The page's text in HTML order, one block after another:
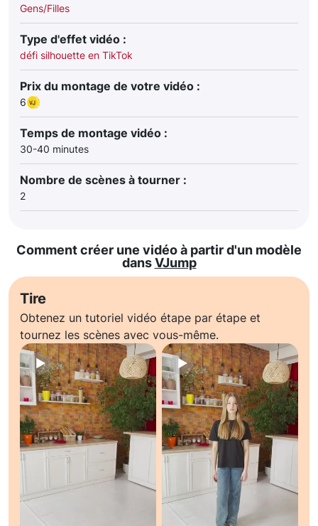
Gens/Filles
Type d'effet vidéo :
défi silhouette en TikTok
Prix du montage de votre vidéo :
6
Temps de montage vidéo :
30-40 minutes
Nombre de scènes à tourner :
2
Comment créer une vidéo à partir d'un modèle
dansVJump
Tire
Obtenez un tutoriel vidéo étape par étape et
tournez les scènes avec vous-même.